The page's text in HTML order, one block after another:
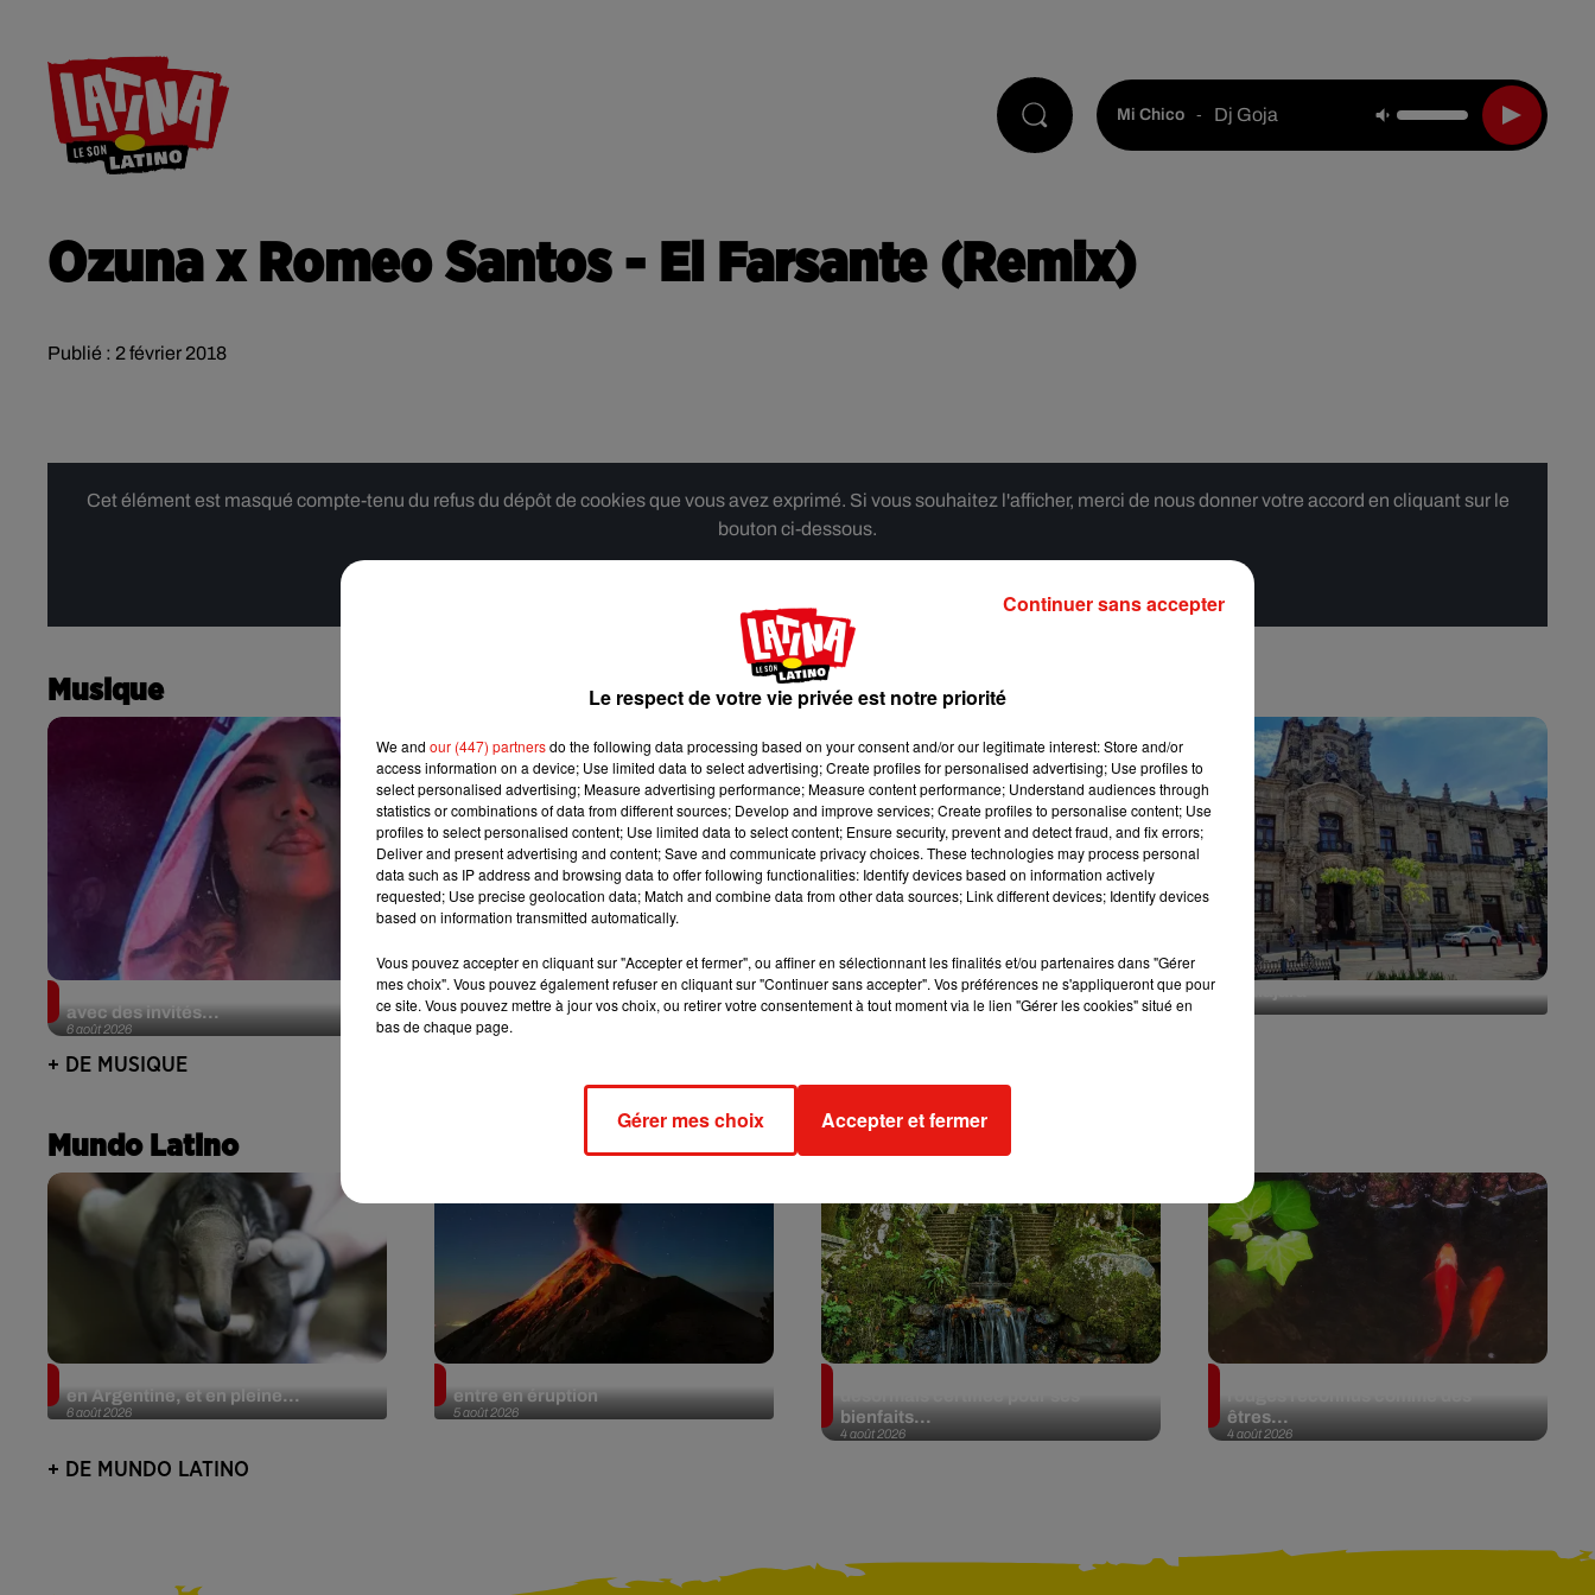
Mi Chico - Dj Goja
Ozuna x Romeo Santos - El Farsante (Remix)
Publié : 2 février 2018
Cet élément est masqué compte-tenu du refus du dépôt de cookies que vous avez exprimé. Si vous souhaitez l'afficher, merci de nous donner votre accord en cliquant sur le
bouton ci-dessous.
Musique
6 août 2026
Karol G dévoile la tracklist de son nouvel album…
avec des invités...
Benny Blanco invite Selena Gomez et Becky G sur
son nouveau single
31 juillet 2026
Escapade à Guadalajara
+ DE MUSIQUE
Mundo Latino
6 août 2026
en Argentine, et en pleine...
5 août 2026
entre en éruption
4 août 2026
bienfaits...
4 août 2026
êtres...
+ DE MUNDO LATINO
Le respect de votre vie privée est notre priorité
We and our (447) partnersdo the following data processing based on your consent and/or our legitimate interest: Store and/or
access information on a device; Use limited data to select advertising; Create profiles for personalised advertising; Use profiles to
select personalised advertising; Measure advertising performance; Measure content performance; Understand audiences through
statistics or combinations of data from different sources; Develop and improve services; Create profiles to personalise content; Use
profiles to select personalised content; Use limited data to select content; Ensure security, prevent and detect fraud, and fix errors;
Deliver and present advertising and content; Save and communicate privacy choices. These technologies may process personal
data such as IP address and browsing data to offer following functionalities: Identify devices based on information actively
requested; Use precise geolocation data; Match and combine data from other data sources; Link different devices; Identify devices
based on information transmitted automatically.
Vous pouvez accepter en cliquant sur "Accepter et fermer", ou affiner en sélectionnant les finalités et/ou partenaires dans "Gérer
mes choix". Vous pouvez également refuser en cliquant sur "Continuer sans accepter". Vos préférences ne s'appliqueront que pour
ce site. Vous pouvez mettre à jour vos choix, ou retirer votre consentement à tout moment via le lien "Gérer les cookies" situé en
bas de chaque page.
Gérer mes choix Accepter et fermer
Continuer sans accepter